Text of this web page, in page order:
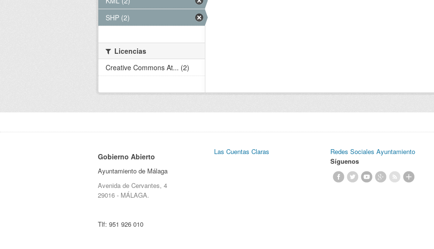
SHP (2)
Licencias
Creative Commons At... (2)
Gobierno Abierto
Ayuntamiento de Málaga
Avenida de Cervantes, 4
29016 - MÁLAGA.
Tlf: 951 926 010
Las Cuentas Claras
Redes Sociales Ayuntamiento
Síguenos